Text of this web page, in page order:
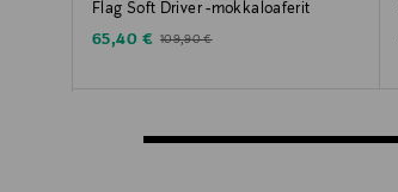
Flag Soft Driver -mokkaloaferit
Discounted Price
65,40 € Original Price
109,90 €